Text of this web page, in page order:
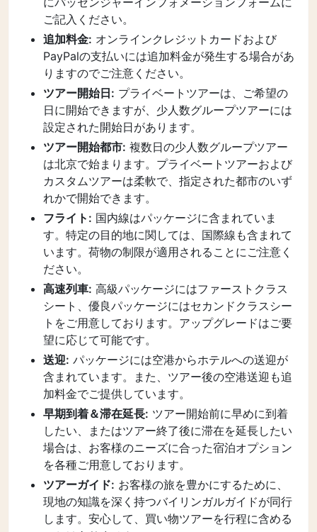
ご記入ください。
追加料金: オンラインクレジットカードおよび
PayPalの支払いには追加料金が発生する場合があ
りますのでご注意ください。
ツアー開始日: プライベートツアーは、ご希望の
日に開始できますが、少人数グループツアーには
設定された開始日があります。
ツアー開始都市: 複数日の少人数グループツアー
は北京で始まります。プライベートツアーおよび
カスタムツアーは柔軟で、指定された都市のいず
れかで開始できます。
フライト: 国内線はパッケージに含まれていま
す。特定の目的地に関しては、国際線も含まれて
います。荷物の制限が適用されることにご注意く
ださい。
高速列車: 高級パッケージにはファーストクラス
シート、優良パッケージにはセカンドクラスシー
トをご用意しております。アップグレードはご要
望に応じて可能です。
送迎: パッケージには空港からホテルへの送迎が
含まれています。また、ツアー後の空港送迎も追
加料金でご提供しています。
早期到着＆滞在延長: ツアー開始前に早めに到着
したい、またはツアー終了後に滞在を延長したい
場合は、お客様のニーズに合った宿泊オプション
を各種ご用意しております。
ツアーガイド: お客様の旅を豊かにするために、
現地の知識を深く持つバイリンガルガイドが同行
します。安心して、買い物ツアーを行程に含める